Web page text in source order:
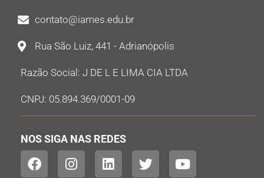
contato@iames.edu.br
Rua São Luiz, 441 - Adrianópolis
Razão Social: J DE L E LIMA CIA LTDA
CNPJ: 05.894.369/0001-09
NOS SIGA NAS REDES